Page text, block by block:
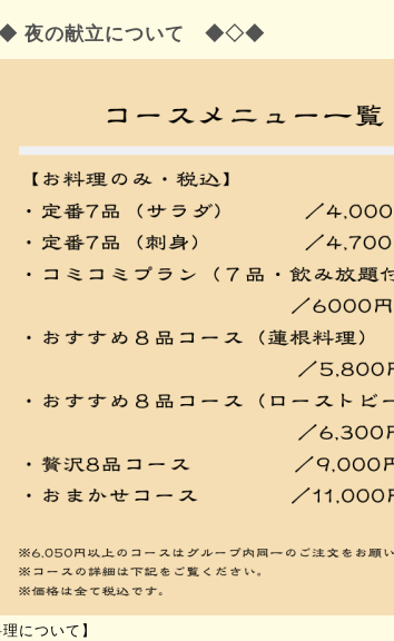
夜の献立について ◆◇◆
理について】